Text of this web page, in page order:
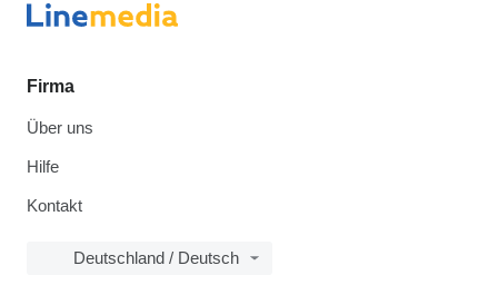
Firma
Über uns
Hilfe
Kontakt
Deutschland / Deutsch